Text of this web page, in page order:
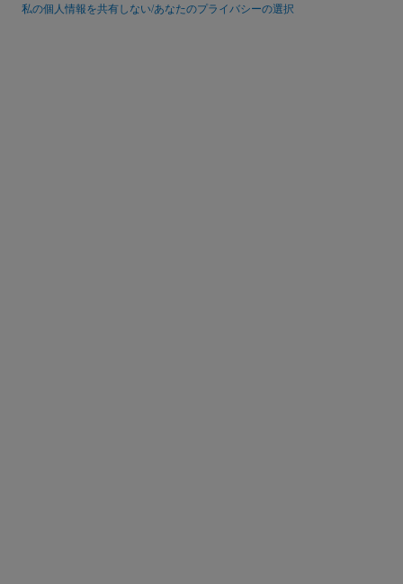
私の個人情報を共有しない/あなたのプライバシーの選択